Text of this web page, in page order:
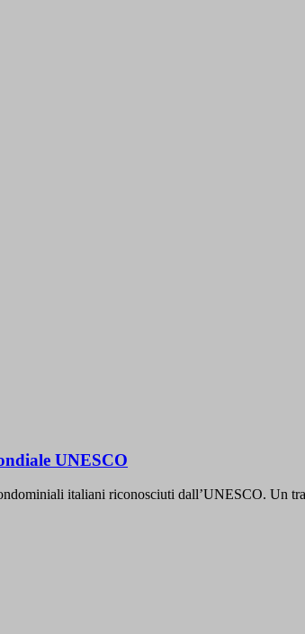
UNESCO
italiani riconosciuti dall’UNESCO. Un